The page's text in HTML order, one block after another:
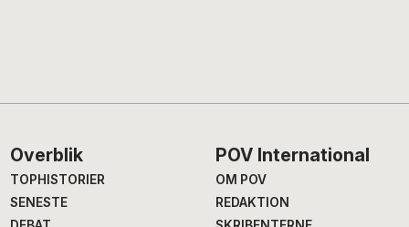
Footer
Overblik
TOPHISTORIER
SENESTE
POV International
OM POV
REDAKTION